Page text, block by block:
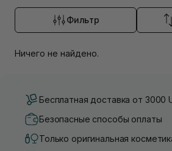
Фильтр
Ничего не найдено.
Бесплатная доставка от 3000
Безопасные способы оплаты
Только оригинальная